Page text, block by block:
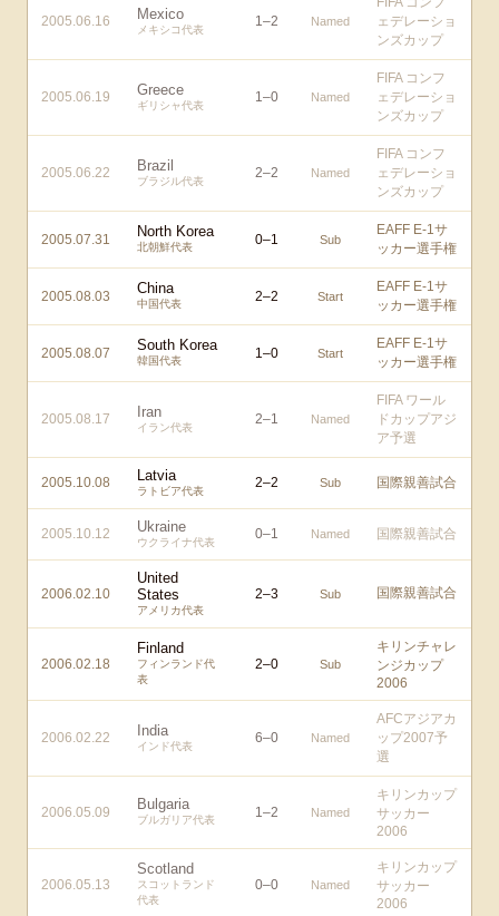
2005.06.16 Mexico
メキシコ代表
1–2 Named
ェデレーショ
ンズカップ
2005.06.19 Greece
ギリシャ代表
1–0 Named
FIFA コンフ
ェデレーショ
ンズカップ
2005.06.22 Brazil
ブラジル代表
2–2 Named
FIFA コンフ
ェデレーショ
ンズカップ
2005.07.31 North Korea
北朝鮮代表 0–1 Sub
EAFF E-1サ
ッカー選手権
2005.08.03 China
中国代表 2–2 Start
EAFF E-1サ
ッカー選手権
2005.08.07 South Korea
韓国代表 1–0 Start
EAFF E-1サ
ッカー選手権
2005.08.17 Iran
イラン代表
2–1 Named
FIFA ワール
ドカップアジ
ア予選
2005.10.08 Latvia
ラトビア代表
2–2 Sub 国際親善試合
2005.10.12 Ukraine
ウクライナ代表
0–1 Named 国際親善試合
2006.02.10
United
States
アメリカ代表
2–3 Sub 国際親善試合
2006.02.18
Finland
フィンランド代
表
2–0 Sub
キリンチャレ
ンジカップ
2006
2006.02.22 India
インド代表
6–0 Named
AFCアジアカ
ップ2007予
選
2006.05.09 Bulgaria
ブルガリア代表 1–2 Named
キリンカップ
サッカー
2006
2006.05.13
Scotland
スコットランド
代表
0–0 Named
キリンカップ
サッカー
2006